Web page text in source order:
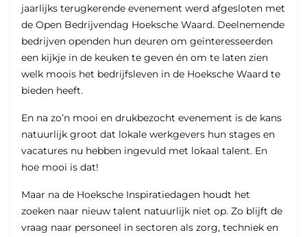
jaarlijks terugkerende evenement werd afgesloten met
de Open Bedrijvendag Hoeksche Waard. Deelnemende
bedrijven openden hun deuren om geïnteresseerden
een kijkje in de keuken te geven én om te laten zien
welk moois het bedrijfsleven in de Hoeksche Waard te
bieden heeft.
En na zo’n mooi en drukbezocht evenement is de kans
natuurlijk groot dat lokale werkgevers hun stages en
vacatures nu hebben ingevuld met lokaal talent. En
hoe mooi is dat!
Maar na de Hoeksche Inspiratiedagen houdt het
zoeken naar nieuw talent natuurlijk niet op. Zo blijft de
vraag naar personeel in sectoren als zorg, techniek en